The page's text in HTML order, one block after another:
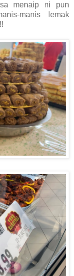
menaip ni pun
manis lemak